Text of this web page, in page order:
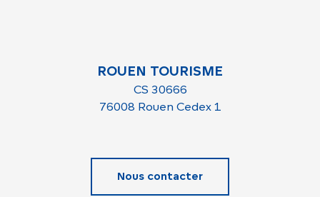
ROUEN TOURISME
CS 30666
76008 Rouen Cedex 1
Nous contacter